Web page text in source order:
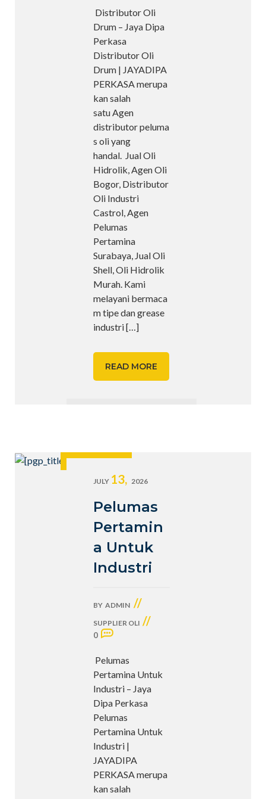
Distributor Oli
Drum – Jaya Dipa
Perkasa
Distributor Oli
Drum | JAYADIPA
PERKASA merupa
kan salah
satu Agen
distributor peluma
s oli yang
handal. Jual Oli
Hidrolik, Agen Oli
Bogor, Distributor
Oli Industri
Castrol, Agen
Pelumas
Pertamina
Surabaya, Jual Oli
Shell, Oli Hidrolik
Murah. Kami
melayani bermaca
m tipe dan grease
industri[…]
READ MORE
JULY 13, 2026
Pelumas
Pertamin
a Untuk
Industri
BY ADMIN //
SUPPLIER OLI //
0
Pelumas
Pertamina Untuk
Industri – Jaya
Dipa Perkasa
Pelumas
Pertamina Untuk
Industri |
JAYADIPA
PERKASA merupa
kan salah